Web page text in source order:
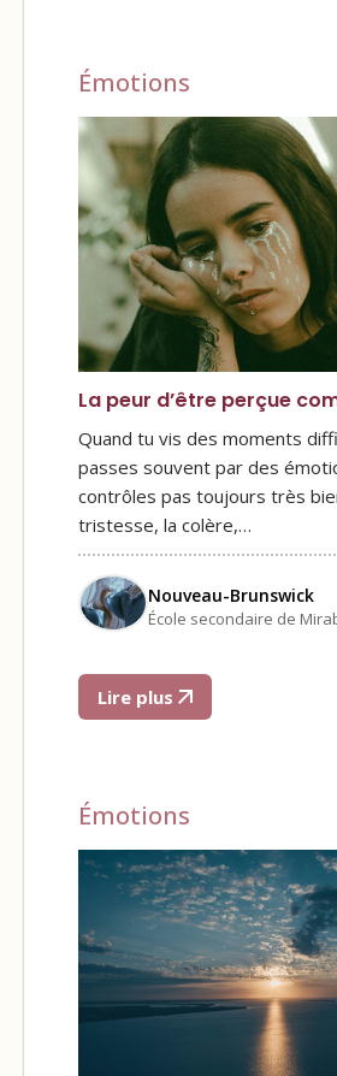
Émotions
La peur d’être perçue
Quand tu vis des moments
passes souvent par des
contrôles pas toujours très
tristesse, la colère,…
Nouveau-Brunswick
École secondaire de
Lire plus
Émotions